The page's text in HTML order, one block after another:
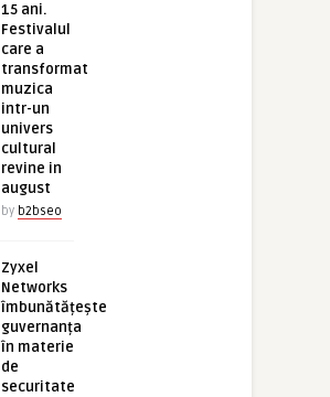
15 ani.
Festivalul
care a
transformat
muzica
intr-un
univers
cultural
revine in
august
by b2bseo
Zyxel
Networks
îmbunătățește
guvernanța
în materie
de
securitate